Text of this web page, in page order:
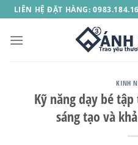
Skip
to
content
LIÊN HỆ ĐẶT HÀNG:
KINH
Kỹ năng dạy bé
sáng tạo và